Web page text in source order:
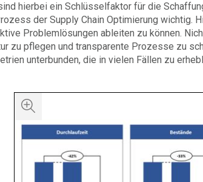
hierbei ein Schlüsselfaktor für die
der Supply Chain Optimierung wichtig.
Problemlösungen ableiten zu können.
zu pflegen und transparente Prozesse zu
unterbunden, die in vielen Fällen zu